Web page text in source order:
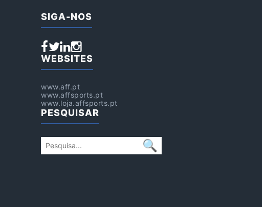
SIGA-NOS
WEBSITES
www.aff.pt
www.affsports.pt
www.loja.affsports.pt
PESQUISAR